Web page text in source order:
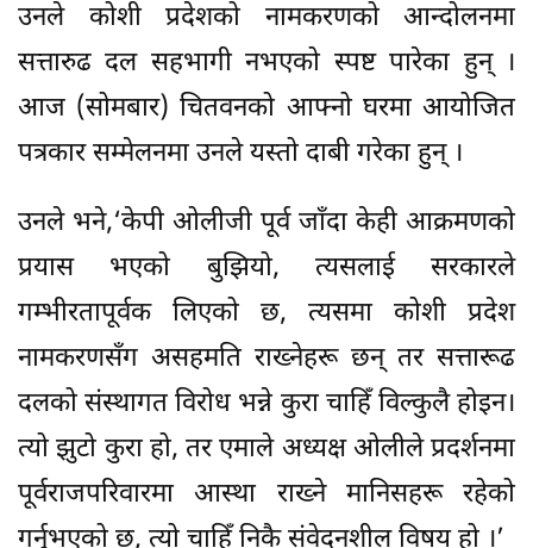
उनले कोशी प्रदेशको नामकरणको आन्दोलनमा
सत्तारुढ दल सहभागी नभएको स्पष्ट पारेका हुन् ।
आज (सोमबार) चितवनको आफ्नो घरमा आयोजित
पत्रकार सम्मेलनमा उनले यस्तो दाबी गरेका हुन् ।
उनले भने,‘केपी ओलीजी पूर्व जाँदा केही आक्रमणको
प्रयास भएको बुझियो, त्यसलाई सरकारले
गम्भीरतापूर्वक लिएको छ, त्यसमा कोशी प्रदेश
नामकरणसँग असहमति राख्नेहरू छन् तर सत्तारूढ
दलको संस्थागत विरोध भन्ने कुरा चाहिँ विल्कुलै होइन।
त्यो झुटो कुरा हो, तर एमाले अध्यक्ष ओलीले प्रदर्शनमा
पूर्वराजपरिवारमा आस्था राख्ने मानिसहरू रहेको
गर्नुभएको छ, त्यो चाहिँ निकै संवेदनशील विषय हो ।’